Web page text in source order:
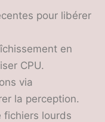
pour libérer
en
CPU.
via
la perception.
fichiers lourds